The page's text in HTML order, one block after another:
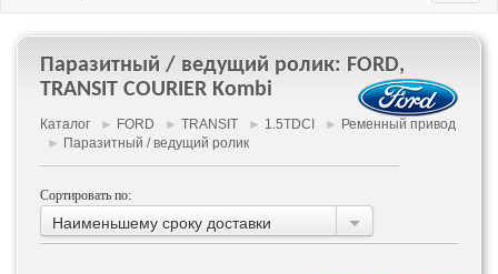
Паразитный / ведущий ролик: FORD,
TRANSIT COURIER Kombi
Каталог ► FORD ► TRANSIT ► 1.5TDCI ► Ременный привод
► Паразитный / ведущий ролик
Сортировать по:
Наименьшему сроку доставки